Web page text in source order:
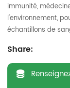
immunité,
l'environnement,
échantillons de
Share: